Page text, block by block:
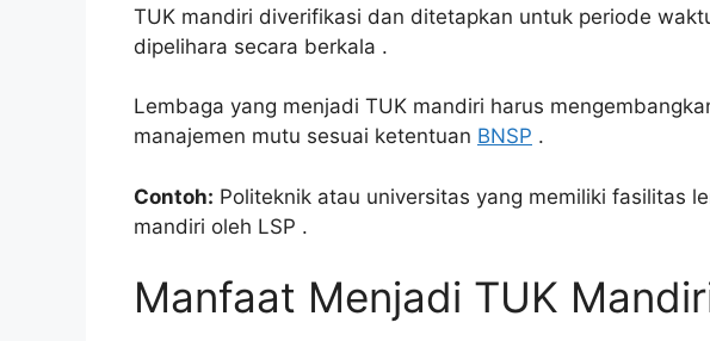
TUK mandiri diverifikasi dan ditetapkan untuk periode
dipelihara secara berkala .
Lembaga yang menjadi TUK mandiri harus
manajemen mutu sesuai ketentuan BNSP .
Contoh: Politeknik atau universitas yang memiliki fasilitas
mandiri oleh LSP .
Manfaat Menjadi TUK